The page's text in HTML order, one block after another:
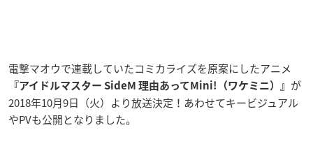
電撃マオウで連載していたコミカライズを原案にしたアニメ
『アイドルマスター SideM 理由あってMini!（ワケミニ）』 が
2018年10月9日（火）より放送決定！あわせてキービジュアル
やPVも公開となりました。